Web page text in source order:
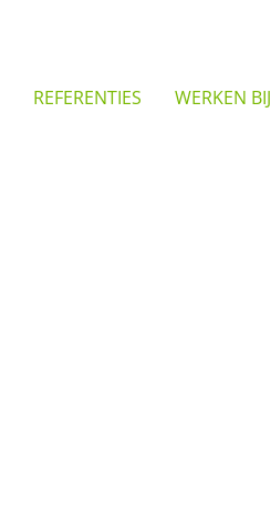
REFERENTIES WERKEN BIJ